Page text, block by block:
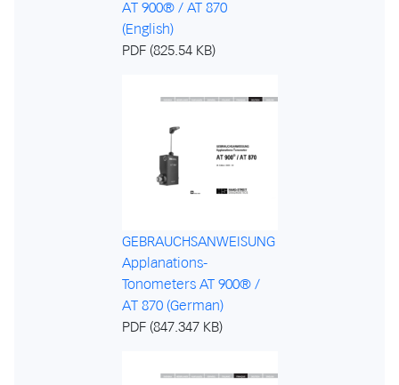
AT 900® / AT 870
(English)
PDF (825.54 KB)
GEBRAUCHSANWEISUNG
Applanations-
Tonometers AT 900® /
AT 870 (German)
PDF (847.347 KB)